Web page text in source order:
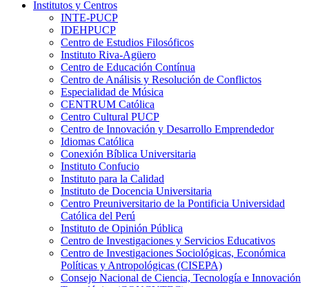
Institutos y Centros
INTE-PUCP
IDEHPUCP
Centro de Estudios Filosóficos
Instituto Riva-Agüero
Centro de Educación Contínua
Centro de Análisis y Resolución de Conflictos
Especialidad de Música
CENTRUM Católica
Centro Cultural PUCP
Centro de Innovación y Desarrollo Emprendedor
Idiomas Católica
Conexión Bíblica Universitaria
Instituto Confucio
Instituto para la Calidad
Instituto de Docencia Universitaria
Centro Preuniversitario de la Pontificia Universidad
Católica del Perú
Instituto de Opinión Pública
Centro de Investigaciones y Servicios Educativos
Centro de Investigaciones Sociológicas, Económica
Políticas y Antropológicas (CISEPA)
Consejo Nacional de Ciencia, Tecnología e Innovación